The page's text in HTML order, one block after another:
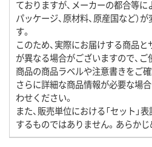
ておりますが、メーカーの都合等に
パッケージ、原材料、原産国など）
す。
このため、実際にお届けする商品
が異なる場合がございますので、
商品の商品ラベルや注意書きをご確
さらに詳細な商品情報が必要な場
わせください。
また、販売単位における「セット」
するものではありません。あらかじ